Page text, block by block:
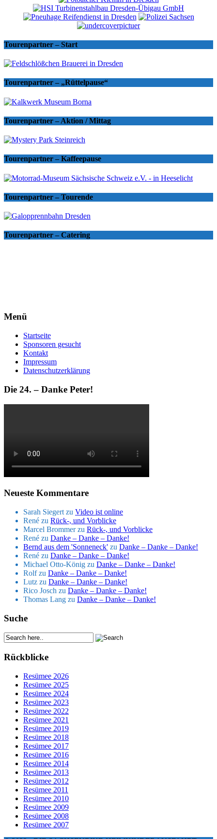
Tourenpartner – Start
Tourenpartner – „Rüttelpause“
Tourenpartner – Aktion / Mittag
Tourenpartner – Kaffeepause
Tourenpartner – Tourende
Tourenpartner – Catering
Menü
Startseite
Sponsoren gesucht
Kontakt
Impressum
Datenschutzerklärung
Die 24. – Danke Peter!
Neueste Kommentare
Sarah Siegert zu Video ist online
René zu Rück-, und Vorblicke
Marcel Brommerzu Rück-, und Vorblicke
René zu Danke – Danke – Danke!
Bernd aus dem 'Sonneneck' zu Danke – Danke – Danke!
René zu Danke – Danke – Danke!
Michael Otto-König zu Danke – Danke – Danke!
Rolfzu Danke – Danke – Danke!
Lutz zu Danke – Danke – Danke!
Rico Josch zu Danke – Danke – Danke!
Thomas Lang zu Danke – Danke – Danke!
Suche
Rückblicke
Resümee 2026
Resümee 2025
Resümee 2024
Resümee 2023
Resümee 2022
Resümee 2021
Resümee 2019
Resümee 2018
Resümee 2017
Resümee 2016
Resümee 2014
Resümee 2013
Resümee 2012
Resümee 2011
Resümee 2010
Resümee 2009
Resümee 2008
Resümee 2007